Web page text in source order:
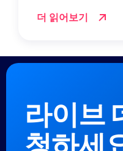
더 읽어보기
라이브